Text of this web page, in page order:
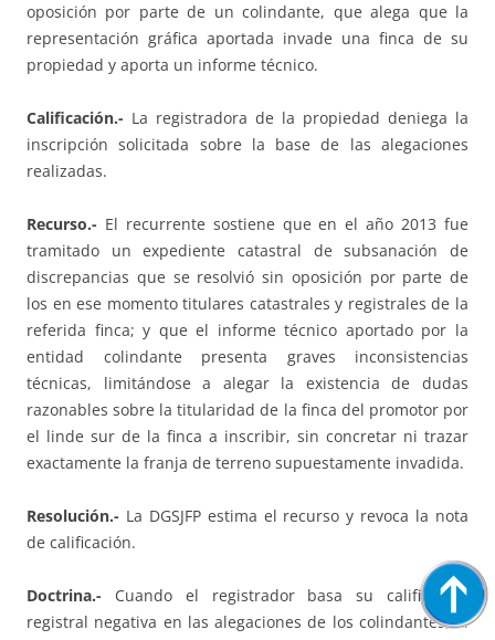
oposición por parte de un colindante, que alega que la
representación gráfica aportada invade una finca de su
propiedad y aporta un informe técnico.
Calificación.- La registradora de la propiedad deniega la
inscripción solicitada sobre la base de las alegaciones
realizadas.
Recurso.- El recurrente sostiene que en el año 2013 fue
tramitado un expediente catastral de subsanación de
discrepancias que se resolvió sin oposición por parte de
los en ese momento titulares catastrales y registrales de la
referida finca; y que el informe técnico aportado por la
entidad colindante presenta graves inconsistencias
técnicas, limitándose a alegar la existencia de dudas
razonables sobre la titularidad de la finca del promotor por
el linde sur de la finca a inscribir, sin concretar ni trazar
exactamente la franja de terreno supuestamente invadida.
Resolución.- La DGSJFP estima el recurso y revoca la nota
de calificación.
Doctrina.- Cuando el registrador basa su calificación
registral negativa en las alegaciones de los colindantes, el